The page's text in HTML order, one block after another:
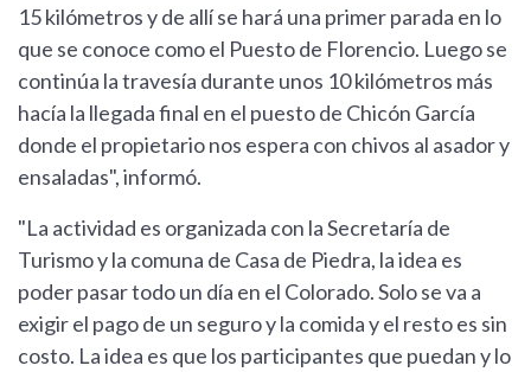
15 kilómetros y de allí se hará una primer parada en lo
que se conoce como el Puesto de Florencio. Luego se
continúa la travesía durante unos 10 kilómetros más
hacía la llegada final en el puesto de Chicón García
donde el propietario nos espera con chivos al asador y
ensaladas", informó.
"La actividad es organizada con la Secretaría de
Turismo y la comuna de Casa de Piedra, la idea es
poder pasar todo un día en el Colorado. Solo se va a
exigir el pago de un seguro y la comida y el resto es sin
costo. La idea es que los participantes que puedan y lo